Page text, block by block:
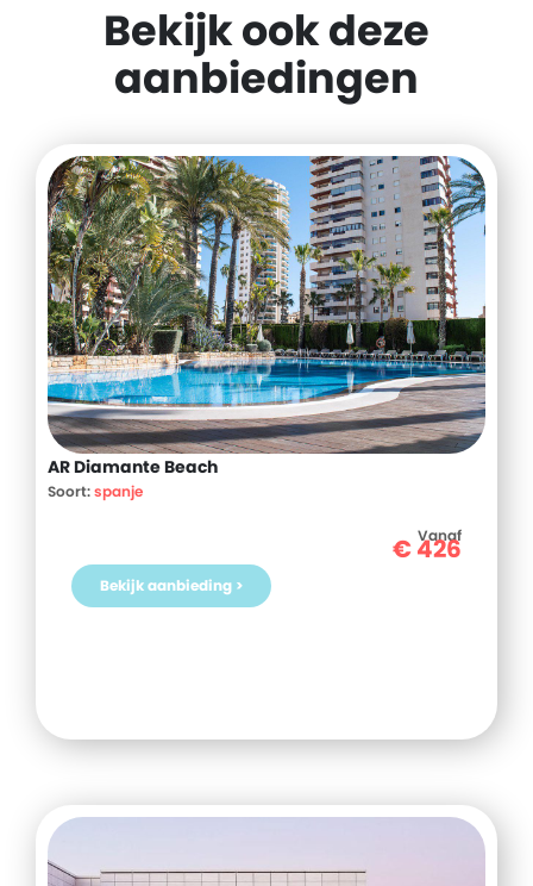
Bekijk ook deze
aanbiedingen
AR Diamante Beach
Soort:spanje
Vanaf
€426
Bekijk aanbieding >